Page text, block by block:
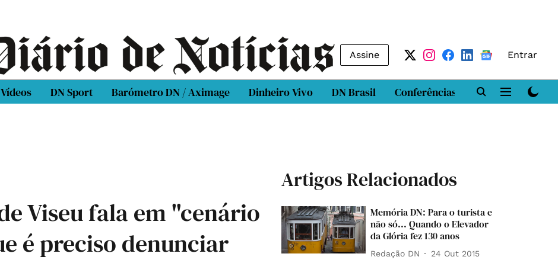
Assine Entrar
Vídeos DN Sport Barómetro DN / Aximage Dinheiro Vivo DN Brasil Conferências DN LAB
Viseu fala em "cenário
é preciso denunciar
Artigos Relacionados
Memória DN: Para o turista e
não só... Quando o Elevador
da Glória fez 130 anos
Redação DN 24 Out 2015